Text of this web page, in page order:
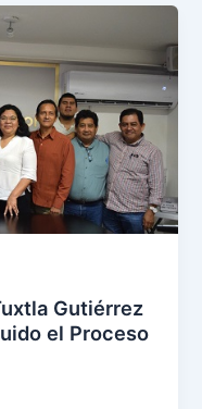
Gutiérrez
el Proceso